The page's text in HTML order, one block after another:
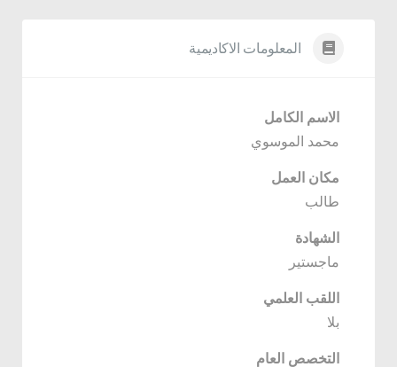
المعلومات الاكاديمية
الاسم الكامل
محمد الموسوي
مكان العمل
طالب
الشهادة
ماجستير
اللقب العلمي
بلا
التخصص العام